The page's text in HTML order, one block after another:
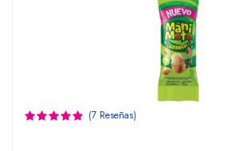
(7 Reseñas)